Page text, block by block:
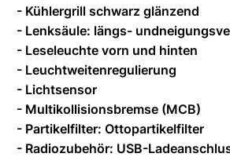
- Kühlergrill schwarz glänzend
- Lenksäule: längs-
- Leseleuchte vorn und hinten
- Leuchtweitenregulierung
- Lichtsensor
- Multikollisionsbremse (MCB)
- Partikelfilter: Ottopartikelfilter
- Radiozubehör: USB-